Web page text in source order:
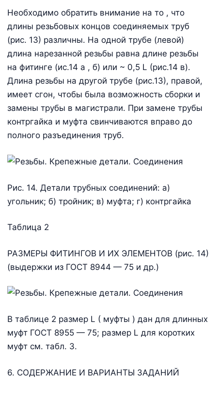
Необходимо обратить внимание на то , что
длины резьбовых концов соединяемых труб
(рис. 13) различны. На одной трубе (левой)
длина нарезанной резьбы равна длине резьбы
на фитинге (ис.14 а , б) или ~ 0,5 L (рис.14 в).
Длина резьбы на другой трубе (рис.13), правой,
имеет сгон, чтобы была возможность сборки и
замены трубы в магистрали. При замене трубы
контргайка и муфта свинчиваются вправо до
полного разъединения труб.
Рис. 14. Детали трубных соединений: а)
угольник; б) тройник; в) муфта; г) контргайка
Таблица 2
РАЗМЕРЫ ФИТИНГОВ И ИХ ЭЛЕМЕНТОВ (рис. 14)
(выдержки из ГОСТ 8944 — 75 и др.)
В таблице 2 размер L ( муфты ) дан для длинных
муфт ГОСТ 8955 — 75; размер L для коротких
муфт см. табл. 3.
6. СОДЕРЖАНИЕ И ВАРИАНТЫ ЗАДАНИЙ